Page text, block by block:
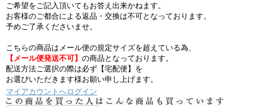
ご希望をご記入頂いてもお答え出来かねます。
お客様のご都合による返品・交換は不可となっております。
予めご了承くださいませ。
こちらの商品はメール便の規定サイズを超えている為、
【メール便発送不可】の商品となっております。
配送方法ご選択の際は必ず【宅配便】を
お選びいただきます様お願い申し上げます。
マイアカウントへログイン